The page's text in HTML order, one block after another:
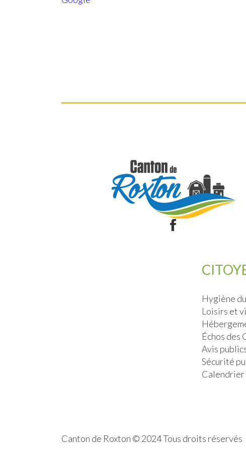
Hygiène
Loisirs et
Échos des
Avis
Sécurité
Calendrier
Canton de Roxton © 2024 Tous droits réservés